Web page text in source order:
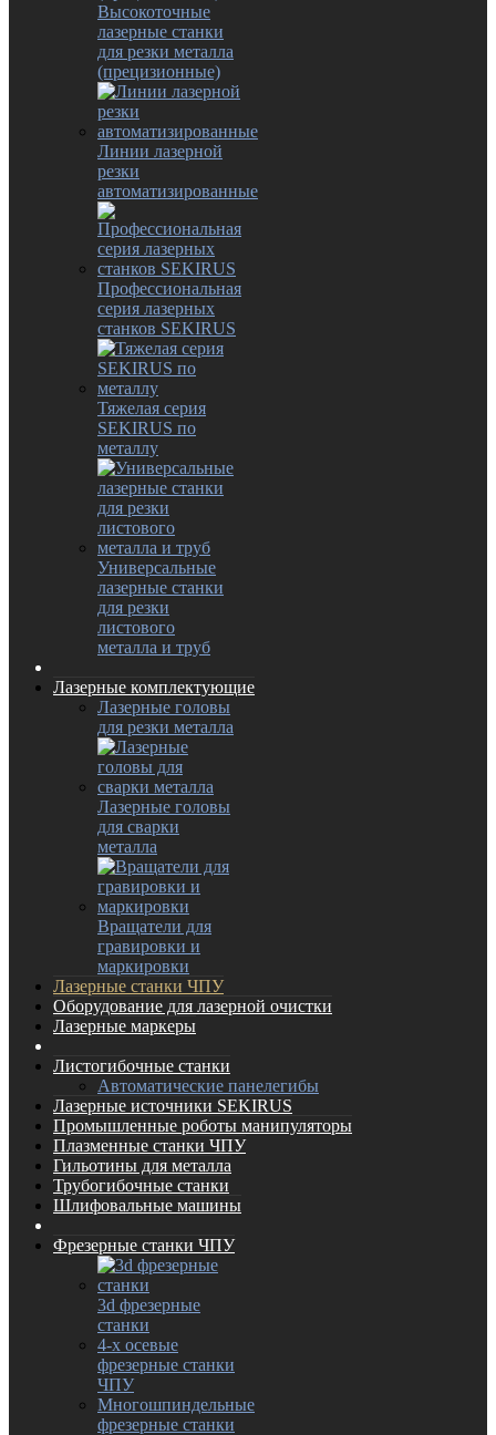
Высокоточные
лазерные станки
для резки металла
(прецизионные)
Линии лазерной
резки
автоматизированные
Профессиональная
серия лазерных
станков SEKIRUS
Тяжелая серия
SEKIRUS по
металлу
Универсальные
лазерные станки
для резки
листового
металла и труб
Лазерные комплектующие
Лазерные головы
для резки металла
Лазерные головы
для сварки
металла
Вращатели для
гравировки и
маркировки
Лазерные станки ЧПУ
Оборудование для лазерной очистки
Лазерные маркеры
Листогибочные станки
Автоматические панелегибы
Лазерные источники SEKIRUS
Промышленные роботы манипуляторы
Плазменные станки ЧПУ
Гильотины для металла
Трубогибочные станки
Шлифовальные машины
Фрезерные станки ЧПУ
3d фрезерные
станки
4-х осевые
фрезерные станки
ЧПУ
Многошпиндельные
фрезерные станки